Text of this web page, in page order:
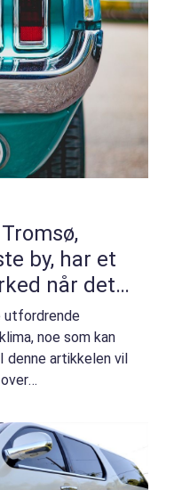
by, har et
når det
utfordrende
noe som kan
denne artikkelen vil
er populære og